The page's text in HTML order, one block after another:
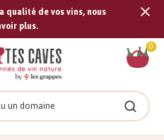
qualité de vos vins, nous
plus.
0